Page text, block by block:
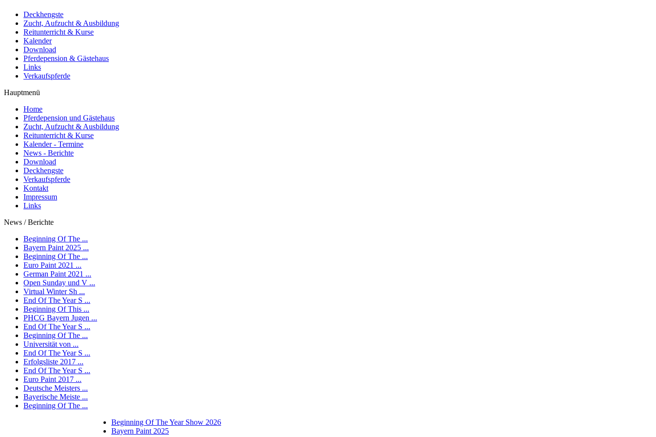
Deckhengste
Zucht, Aufzucht & Ausbildung
Reitunterricht & Kurse
Kalender
Download
Pferdepension & Gästehaus
Links
Verkaufspferde
Hauptmenü
Home
Pferdepension und Gästehaus
Zucht, Aufzucht & Ausbildung
Reitunterricht & Kurse
Kalender - Termine
News - Berichte
Download
Deckhengste
Verkaufspferde
Kontakt
Impressum
Links
News / Berichte
Beginning Of The ...
Bayern Paint 2025 ...
Beginning Of The ...
Euro Paint 2021 ...
German Paint 2021 ...
Open Sunday und V ...
Virtual Winter Sh ...
End Of The Year S ...
Beginning Of This ...
PHCG Bayern Jugen ...
End Of The Year S ...
Beginning Of The ...
Universität von ...
End Of The Year S ...
Erfolgsliste 2017 ...
End Of The Year S ...
Euro Paint 2017 ...
Deutsche Meisters ...
Bayerische Meiste ...
Beginning Of The ...
Beginning Of The Year Show 2026
Bayern Paint 2025